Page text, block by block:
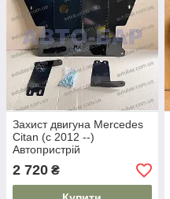
Захист двигуна Mercedes
Citan (c 2012 --)
Автопристрій
2 720 ₴